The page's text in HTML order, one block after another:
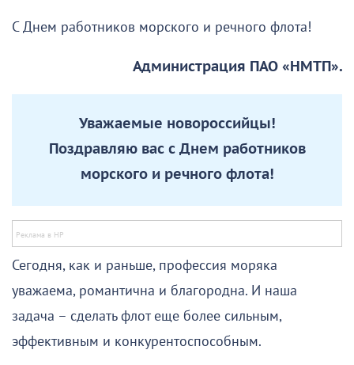
С Днем работников морского и речного флота!
Администрация ПАО «НМТП».
Уважаемые новороссийцы!
Поздравляю вас с Днем работников
морского и речного флота!
Сегодня, как и раньше, профессия моряка
уважаема, романтична и благородна. И наша
задача – сделать флот еще более сильным,
эффективным и конкурентоспособным.